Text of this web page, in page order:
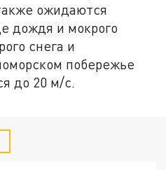
ожидаются
дождя и мокрого
снега и
побережье
до 20 м/с.